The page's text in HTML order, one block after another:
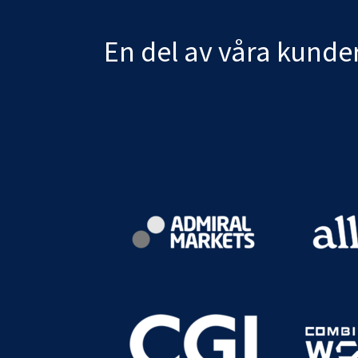
En del av våra